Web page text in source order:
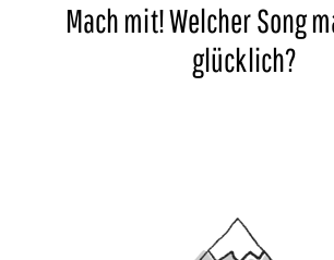
Mach mit! Welcher Song
glücklich?